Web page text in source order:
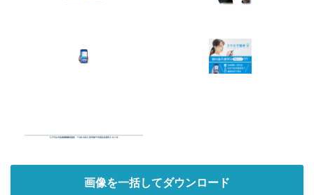
画像を一括してダウンロード